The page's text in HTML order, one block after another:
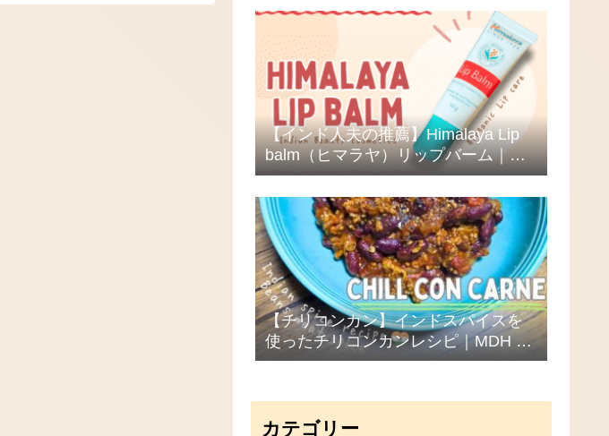
【インド人夫の推薦】Himalaya Lip
balm（ヒマラヤ）リップバーム｜海
外コスメのクセが心配な人必見！ひ
と晩で荒れ唇が復活！？
【チリコンカン】インドスパイスを
使ったチリコンカンレシピ｜MDH キ
ッチンキング
カテゴリー